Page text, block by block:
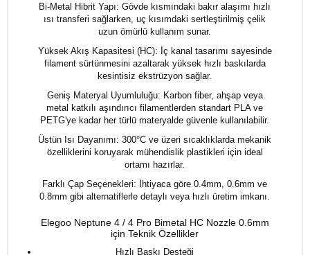
Bi-Metal Hibrit Yapı: Gövde kısmındaki bakır alaşımı hızlı
ısı transferi sağlarken, uç kısımdaki sertleştirilmiş çelik
uzun ömürlü kullanım sunar.
Yüksek Akış Kapasitesi (HC): İç kanal tasarımı sayesinde
filament sürtünmesini azaltarak yüksek hızlı baskılarda
kesintisiz ekstrüzyon sağlar.
Geniş Materyal Uyumluluğu: Karbon fiber, ahşap veya
metal katkılı aşındırıcı filamentlerden standart PLA ve
PETG'ye kadar her türlü materyalde güvenle kullanılabilir.
Üstün Isı Dayanımı: 300°C ve üzeri sıcaklıklarda mekanik
özelliklerini koruyarak mühendislik plastikleri için ideal
ortamı hazırlar.
Farklı Çap Seçenekleri: İhtiyaca göre 0.4mm, 0.6mm ve
0.8mm gibi alternatiflerle detaylı veya hızlı üretim imkanı.
Elegoo Neptune 4 / 4 Pro Bimetal HC Nozzle 0.6mm
için Teknik Özellikler
Hızlı Baskı Desteği